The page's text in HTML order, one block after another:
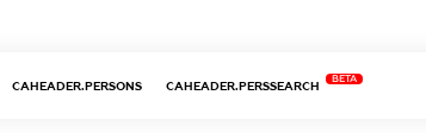
CAHEADER.PERSONS CAHEADER.PERSSEARCH
BETA